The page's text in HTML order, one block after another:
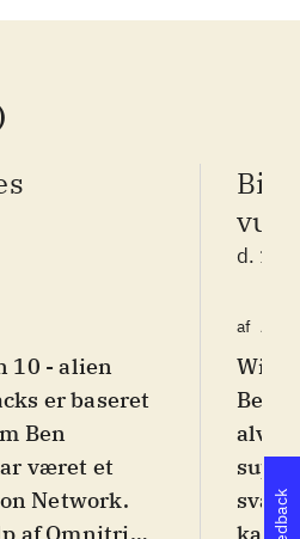
10 - alien
er baseret
Ben
været et
Network.
d. 18.
af
Wii,
Ben